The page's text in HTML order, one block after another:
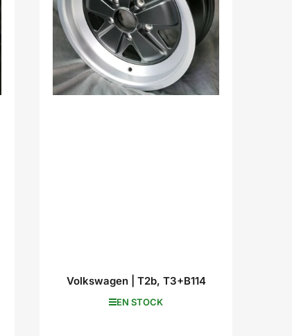
Volkswagen | T2b, T3+B114
EN STOCK